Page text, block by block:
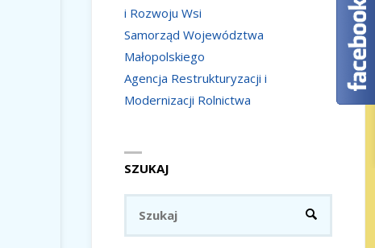
i Rozwoju Wsi
Samorząd Województwa
Małopolskiego
Agencja Restrukturyzacji i
Modernizacji Rolnictwa
SZUKAJ
SZUKAJ